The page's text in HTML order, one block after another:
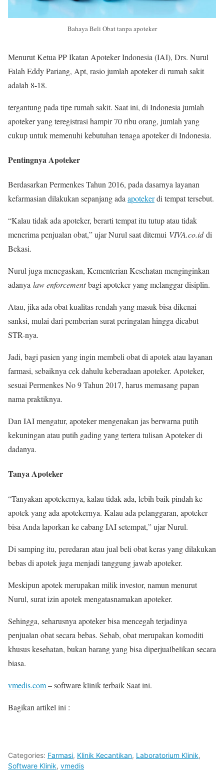
Bahaya Beli Obat tanpa apoteker
Menurut Ketua PP Ikatan Apoteker Indonesia (IAI), Drs. Nurul
Falah Eddy Pariang, Apt, rasio jumlah apoteker di rumah sakit
adalah 8-18.
tergantung pada tipe rumah sakit. Saat ini, di Indonesia jumlah
apoteker yang teregistrasi hampir 70 ribu orang, jumlah yang
cukup untuk memenuhi kebutuhan tenaga apoteker di Indonesia.
Pentingnya Apoteker
Berdasarkan Permenkes Tahun 2016, pada dasarnya layanan
kefarmasian dilakukan sepanjang ada apotekerdi tempat tersebut.
“Kalau tidak ada apoteker, berarti tempat itu tutup atau tidak
menerima penjualan obat,” ujar Nurul saat ditemui VIVA.co.iddi
Bekasi.
Nurul juga menegaskan, Kementerian Kesehatan menginginkan
adanya law enforcementbagi apoteker yang melanggar disiplin.
Atau, jika ada obat kualitas rendah yang masuk bisa dikenai
sanksi, mulai dari pemberian surat peringatan hingga dicabut
STR-nya.
Jadi, bagi pasien yang ingin membeli obat di apotek atau layanan
farmasi, sebaiknya cek dahulu keberadaan apoteker. Apoteker,
sesuai Permenkes No 9 Tahun 2017, harus memasang papan
nama praktiknya.
Dan IAI mengatur, apoteker mengenakan jas berwarna putih
kekuningan atau putih gading yang tertera tulisan Apoteker di
dadanya.
Tanya Apoteker
“Tanyakan apotekernya, kalau tidak ada, lebih baik pindah ke
apotek yang ada apotekernya. Kalau ada pelanggaran, apoteker
bisa Anda laporkan ke cabang IAI setempat,” ujar Nurul.
Di samping itu, peredaran atau jual beli obat keras yang dilakukan
bebas di apotek juga menjadi tanggung jawab apoteker.
Meskipun apotek merupakan milik investor, namun menurut
Nurul, surat izin apotek mengatasnamakan apoteker.
Sehingga, seharusnya apoteker bisa mencegah terjadinya
penjualan obat secara bebas. Sebab, obat merupakan komoditi
khusus kesehatan, bukan barang yang bisa diperjualbelikan secara
biasa.
vmedis.com– software klinik terbaik Saat ini.
Bagikan artikel ini :
Categories: Farmasi, Klinik Kecantikan, Laboratorium Klinik,
Software Klinik, vmedis